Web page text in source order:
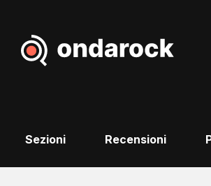
Sezioni Recensioni